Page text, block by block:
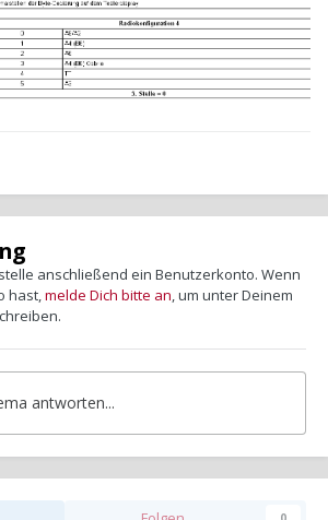
anschließend ein Benutzerkonto. Wenn
hast,melde Dich bitte an, um unter Deinem
antworten...